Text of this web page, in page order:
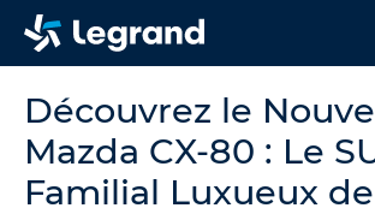
Découvrez le
Mazda CX-80 : Le
Familial Luxueux